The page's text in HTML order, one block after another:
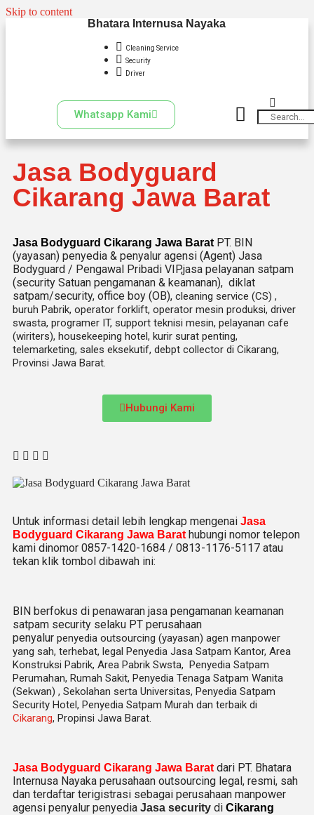
Skip to content
Bhatara Internusa Nayaka
Cleaning Service
Security
Driver
Whatsapp Kami
Jasa Bodyguard
Cikarang Jawa Barat
Jasa Bodyguard Cikarang Jawa BaratPT. BIN
(yayasan) penyedia & penyalur agensi (Agent) Jasa
Bodyguard / Pengawal Pribadi VIP,jasa pelayanan satpam
(security Satuan pengamanan & keamanan), diklat
satpam/security, office boy (OB), cleaning service (CS) ,
buruh Pabrik, operator forklift, operator mesin produksi, driver
swasta, programer IT, support teknisi mesin, pelayanan cafe
(wiriters), housekeeping hotel, kurir surat penting,
telemarketing, sales eksekutif, debpt collector di Cikarang,
Provinsi Jawa Barat.
Hubungi Kami
Untuk informasi detail lebih lengkap mengenai Jasa
Bodyguard Cikarang Jawa Barathubungi nomor telepon
kami dinomor 0857-1420-1684 / 0813-1176-5117 atau
tekan klik tombol dibawah ini:
BIN berfokus di penawaran jasa pengamanan keamanan
satpam security selaku PT perusahaan
penyalur penyedia outsourcing (yayasan) agen manpower
yang sah, terhebat, legal Penyedia Jasa Satpam Kantor, Area
Konstruksi Pabrik, Area Pabrik Swsta, Penyedia Satpam
Perumahan, Rumah Sakit, Penyedia Tenaga Satpam Wanita
(Sekwan) , Sekolahan serta Universitas, Penyedia Satpam
Security Hotel, Penyedia Satpam Murah dan terbaik di
Cikarang, Propinsi Jawa Barat.
Jasa Bodyguard Cikarang Jawa Barat dari PT. Bhatara
Internusa Nayaka perusahaan outsourcing legal, resmi, sah
dan terdaftar terigistrasi sebagai perusahaan manpower
agensi penyalur penyedia Jasa security di Cikarang